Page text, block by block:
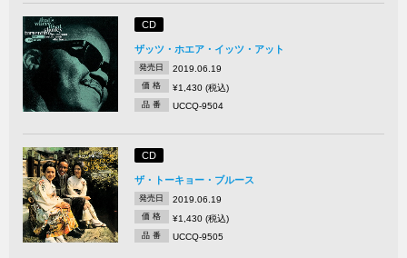
CD
ザッツ・ホエア・イッツ・アット
発売日 2019.06.19
価 格 ¥1,430 (税込)
品 番 UCCQ-9504
CD
ザ・トーキョー・ブルース
発売日 2019.06.19
価 格 ¥1,430 (税込)
品 番 UCCQ-9505